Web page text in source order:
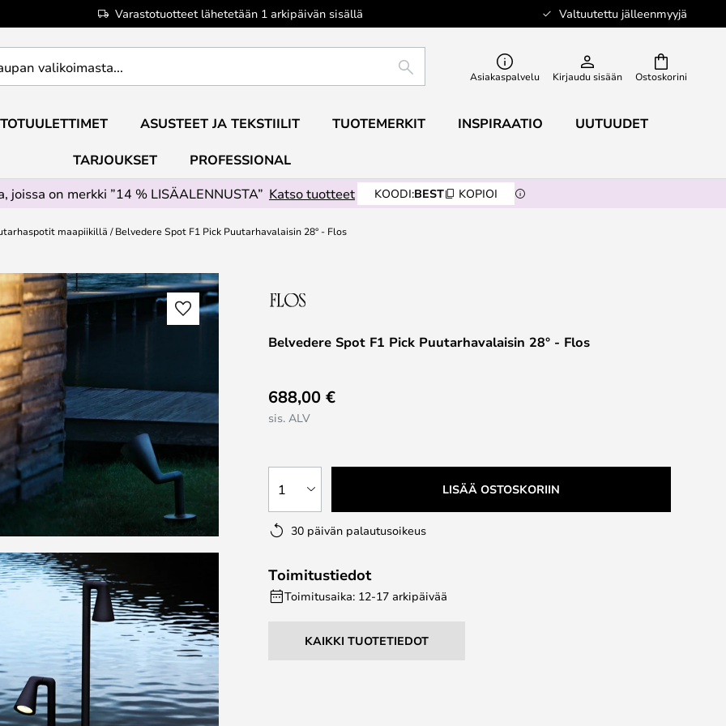
Varastotuotteet lähetetään 1 arkipäivän sisällä Valtuutettu jälleenmyyjä
Ostoskorini
ETSI Asiakaspalvelu Kirjaudu sisään
ASUSTEET JA TEKSTIILIT TUOTEMERKIT INSPIRAATIO UUTUUDET
TARJOUKSET
PROFESSIONAL
joissa on merkki ”14 % LISÄALENNUSTA” Katso tuotteet KOODI:BEST KOPIOI
maapiikillä Belvedere Spot F1 Pick Puutarhavalaisin 28° - Flos
Belvedere Spot F1 Pick Puutarhavalaisin 28° - Flos
688,00 €
sis. ALV
1 LISÄÄ OSTOSKORIIN
30 päivän palautusoikeus
Toimitustiedot
Toimitusaika: 12-17 arkipäivää
KAIKKI TUOTETIEDOT